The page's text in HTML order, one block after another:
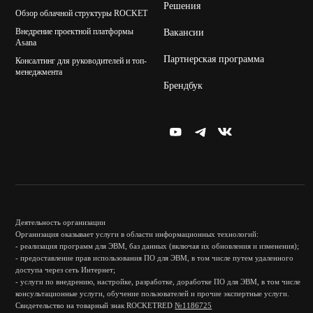
Обзор облачной структуры ROCKET
Внедрение проектной платформы
Asana
Консалтинг для руководителей и топ-
менеджмента
Решения
Вакансии
Партнерская программа
Брендбук
Деятельность организации
Организация оказывает услуги в области информационных технологий:
- реализация программ для ЭВМ, баз данных (включая их обновления и изменения);
- предоставление прав использования ПО для ЭВМ, в том числе путем удаленного
доступа через сеть Интернет;
- услуги по внедрению, настройке, разработке, доработке ПО для ЭВМ, в том числе
консультационные услуги, обучение пользователей и прочие экспертные услуги.
Свидетельство на товарный знак ROCKETRED№1186725